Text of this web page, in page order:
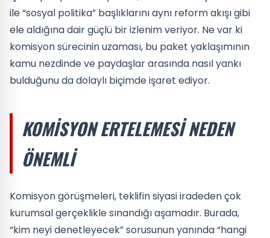
ile “sosyal politika” başlıklarını aynı reform akışı gibi
ele aldığına dair güçlü bir izlenim veriyor. Ne var ki
komisyon sürecinin uzaması, bu paket yaklaşımının
kamu nezdinde ve paydaşlar arasında nasıl yankı
bulduğunu da dolaylı biçimde işaret ediyor.
KOMISYON ERTELEMESI NEDEN
ÖNEMLI
Komisyon görüşmeleri, teklifin siyasi iradeden çok
kurumsal gerçeklikle sınandığı aşamadır. Burada,
“kim neyi denetleyecek” sorusunun yanında “hangi